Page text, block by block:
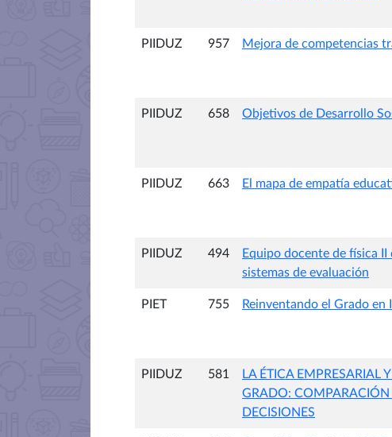
PIIDUZ 957 Mejora de competencias
PIIDUZ 658 Objetivos de Desarrollo
PIIDUZ 663 El mapa de empatía
PIIDUZ 494
Equipo docente de física
sistemas de evaluación
PIET 755 Reinventando el Grado
PIIDUZ 581
LA ÉTICA EMPRESARIAL
GRADO: COMPARACIÓN
DECISIONES